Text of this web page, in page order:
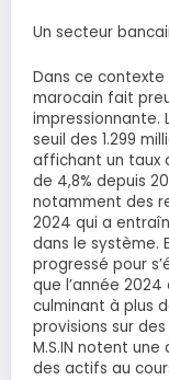
Un secteur
Dans ce
marocain fait
impressionnante.
seuil des 1.299
affichant un taux
de 4,8% depuis
notamment des
2024 qui a
dans le système.
progressé pour
que l’année
culminant à plus
provisions sur
M.S.IN notent
des actifs au